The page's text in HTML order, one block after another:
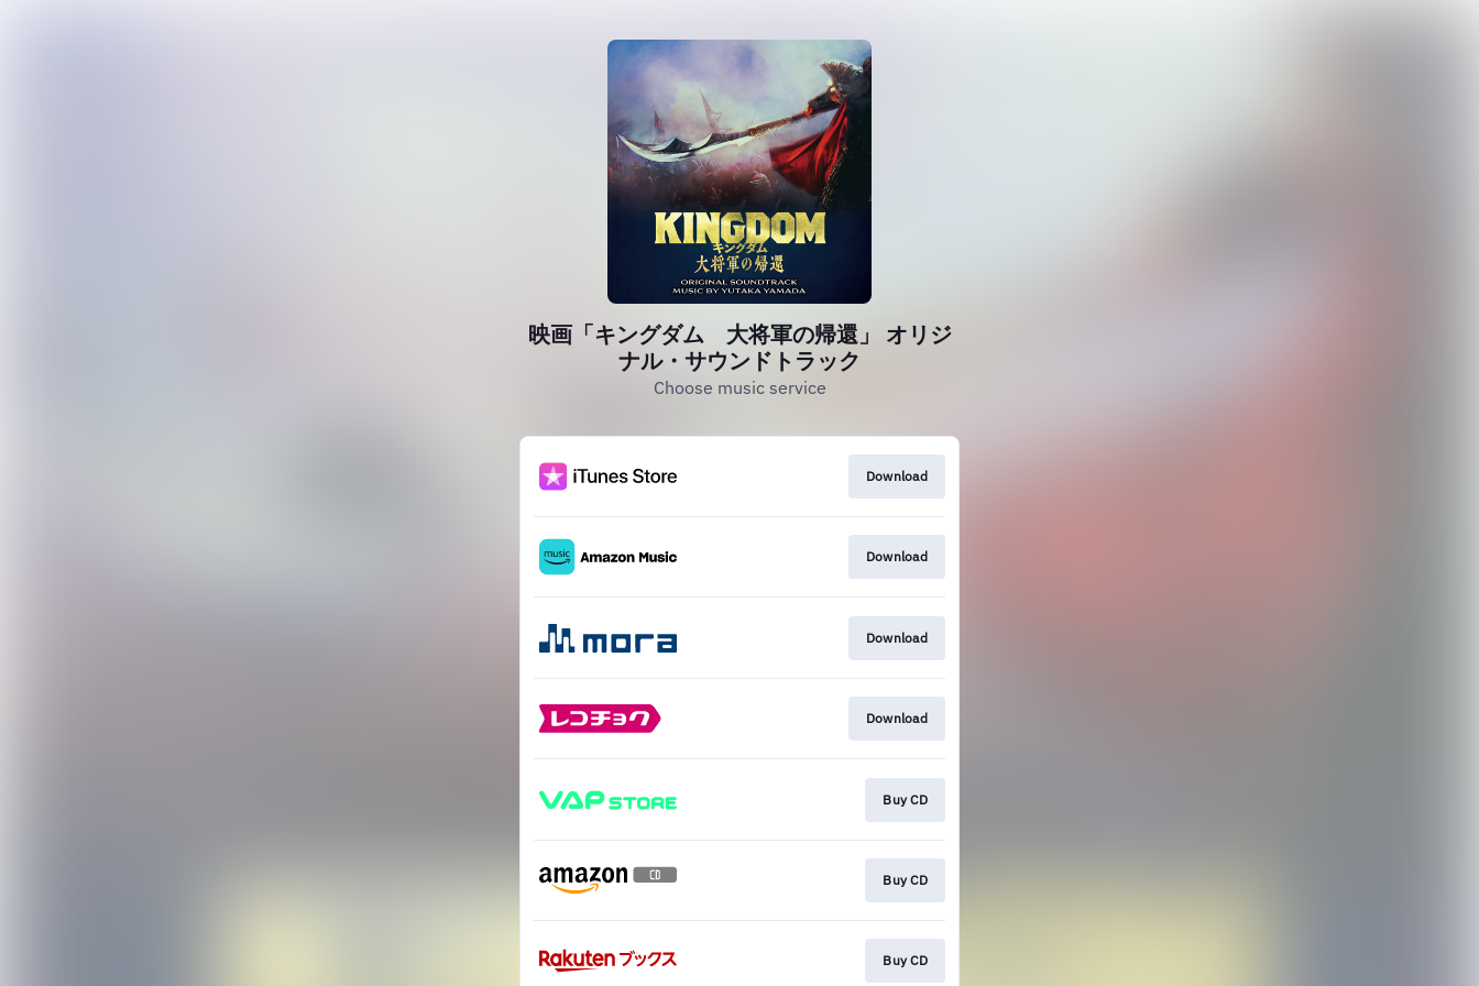
映画「キングダム 大将軍の帰還」 オリジ
ナル・サウンドトラック
Choose music service
Download
Download
Download
Download
Buy CD
Buy CD
Buy CD